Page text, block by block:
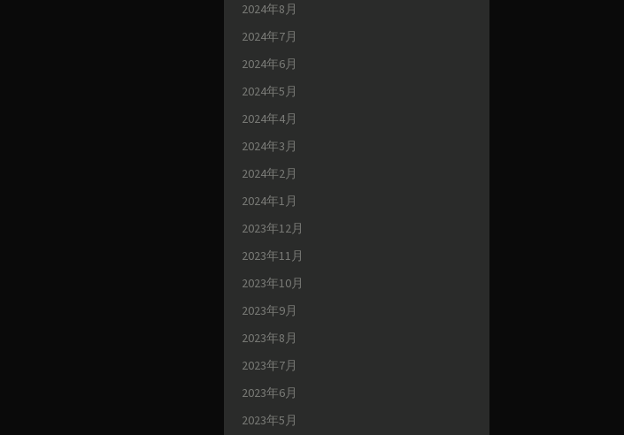
2024年8月
2024年7月
2024年6月
2024年5月
2024年4月
2024年3月
2024年2月
2024年1月
2023年12月
2023年11月
2023年10月
2023年9月
2023年8月
2023年7月
2023年6月
2023年5月